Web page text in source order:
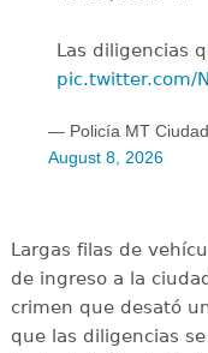
Las diligencias
pic.twitter.com/
— Policía MT
August 8, 2026
Largas filas de
de ingreso a la
crimen que desató
que las diligencias